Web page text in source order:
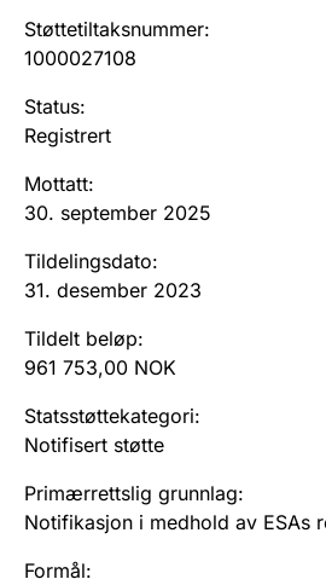
Andre tema
Støttetiltaksnummer:
1000027108
Status:
Registrert
Mottatt:
30. september 2025
Tildelingsdato:
31. desember 2023
Tildelt beløp:
961 753,00 NOK
Statsstøttekategori:
Notifisert støtte
Primærrettslig grunnlag:
Notifikasjon i medhold av ESAs
Formål: